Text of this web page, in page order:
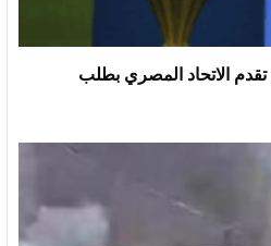
الاتحاد المصري بطلب